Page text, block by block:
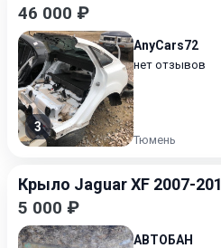
46 000 ₽
3
AnyCars72
нет отзывов
Тюмень
Крыло Jaguar XF 2007-
5 000 ₽
АВТОБАН